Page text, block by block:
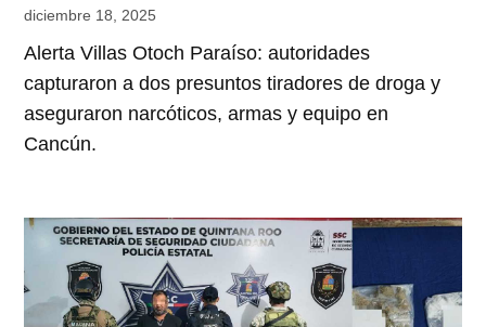
diciembre 18, 2025
Alerta Villas Otoch Paraíso: autoridades
capturaron a dos presuntos tiradores de droga y
aseguraron narcóticos, armas y equipo en
Cancún.